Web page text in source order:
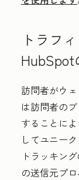
トラフ
訪問者がウ
は訪問者の
することに
してユニー
トラッキン
の送信元プ